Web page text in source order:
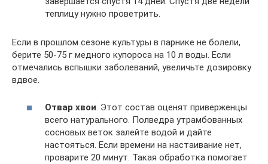
теплицу нужно проветрить.
Если в прошлом сезоне культуры в парнике не болели,
берите 50-75 г медного купороса на 10 л воды. Если
отмечались вспышки заболеваний, увеличьте дозировку
вдвое.
Отвар хвои. Этот состав оценят приверженцы
всего натурального. Полведра утрамбованных
сосновых веток залейте водой и дайте
настояться. Если времени на настаивание нет,
проварите 20 минут. Такая обработка помогает